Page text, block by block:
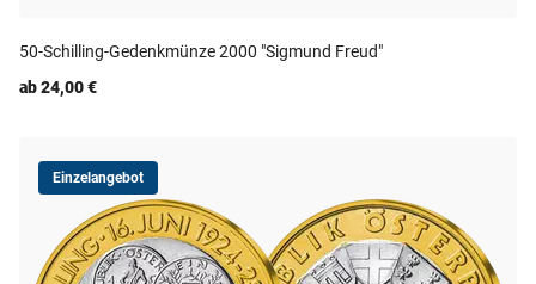
50-Schilling-Gedenkmünze 2000 "Sigmund Freud"
ab 24,00 €
Einzelangebot